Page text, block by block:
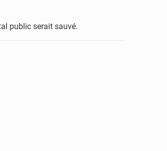
public serait sauvé.